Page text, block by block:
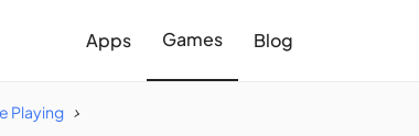
Apps Games Blog
Playing